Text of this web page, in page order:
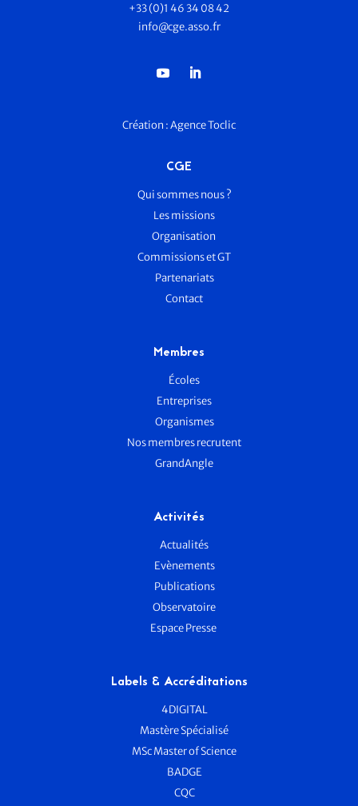
+33 (0)1 46 34 08 42
info@cge.asso.fr
Création :Agence Toclic
CGE
Qui sommes nous ?
Les missions
Organisation
Commissions et GT
Partenariats
Contact
Membres
Écoles
Entreprises
Organismes
Nos membres recrutent
GrandAngle
Activités
Actualités
Evènements
Publications
Observatoire
Espace Presse
Labels & Accréditations
4DIGITAL
Mastère Spécialisé
MSc Master of Science
BADGE
CQC